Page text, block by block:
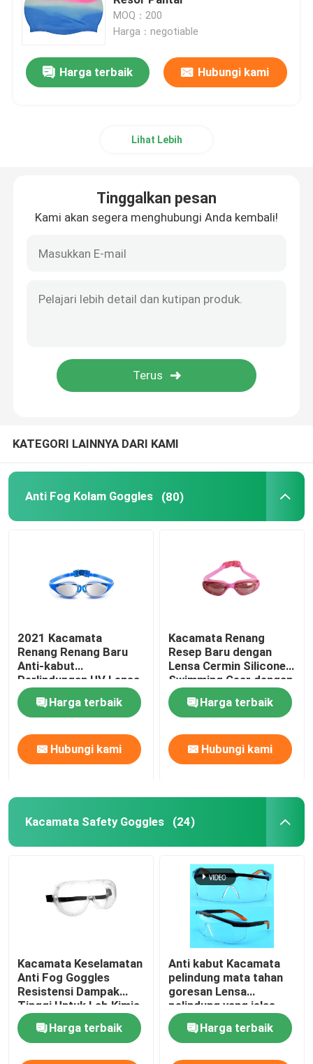
Kacamata Ski salju
Topi Renang Tahan Air
Kacamata Balap Motocross
Kacamata Olahraga Terpolarisasi
Kacamata Keselamatan Industri
Sirip Berenang Selam
Lensa Anti Kabut
Kacamata Selam Anti Kabut
Snorkeling Selam Scuba
MOQ：200
Harga：negotiable
Harga terbaik Hubungi kami
Lihat Lebih
Tinggalkan pesan
Kami akan segera menghubungi Anda kembali!
KATEGORI LAINNYA DARI KAMI
Anti Fog Kolam Goggles (80)
2021 Kacamata
Renang Renang Baru
Anti-kabut
Perlindungan UV Lensa
yang Dapat Disesuaikan
untuk Pria Wanita
Harga terbaik
Hubungi kami
Kacamata Renang
Resep Baru dengan
Lensa Cermin Silicone
Swimming Gear dengan
Adjustable Fit Anti-Fog
dan UV Protection
Harga terbaik
Hubungi kami
Kacamata Safety Goggles (24)
Kacamata Keselamatan
Anti Fog Goggles
Resistensi Dampak
Tinggi Untuk Lab Kimia
Harga terbaik
Anti kabut Kacamata
pelindung mata tahan
goresan Lensa
pelindung yang jelas
Kacamata pengaman
dan pegangan anti slip
Kacamata laboratorium
Harga terbaik